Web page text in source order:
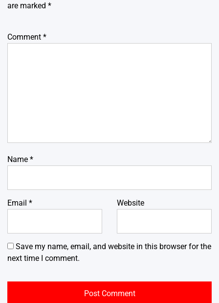
are marked *
Comment *
Name *
Email * Website
Save my name, email, and website in this browser for the
next time I comment.